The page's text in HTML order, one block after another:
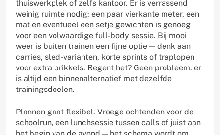
thuiswerkplek of zelfs kantoor. Er is verrassend
weinig ruimte nodig: een paar vierkante meter, een
mat en eventueel een setje gewichten is genoeg
voor een volwaardige full-body sessie. Bij mooi
weer is buiten trainen een fijne optie — denk aan
carries, sled-varianten, korte sprints of traplopen
voor extra prikkels. Regent het? Geen probleem: er
is altijd een binnenalternatief met dezelfde
trainingsdoelen.
Plannen gaat flexibel. Vroege ochtenden voor de
schoolrun, een lunchsessie tussen calls of juist aan